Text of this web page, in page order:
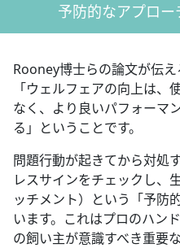
予防的なアプロ
Rooney博士らの論文が伝え
「ウェルフェアの向上は、
なく、より良いパフォーマ
る」ということです。
問題行動が起きてから対処
レスサインをチェックし、
ッチメント）という「予防
います。これはプロのハン
の飼い主が意識すべき重要な